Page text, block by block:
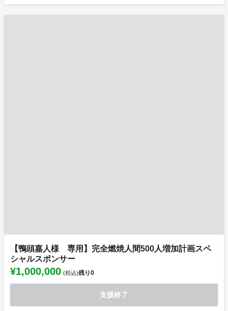
【鴨頭嘉人様 専用】完全燃焼人間500人増加計画スペ
シャルスポンサー
¥1,000,000 (税込)残り0
支援終了